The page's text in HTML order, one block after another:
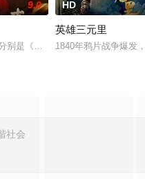
9.0
别是《军属》《遗嘱》《抉择》
HD
英雄三元里
1840年鸦片战争爆发